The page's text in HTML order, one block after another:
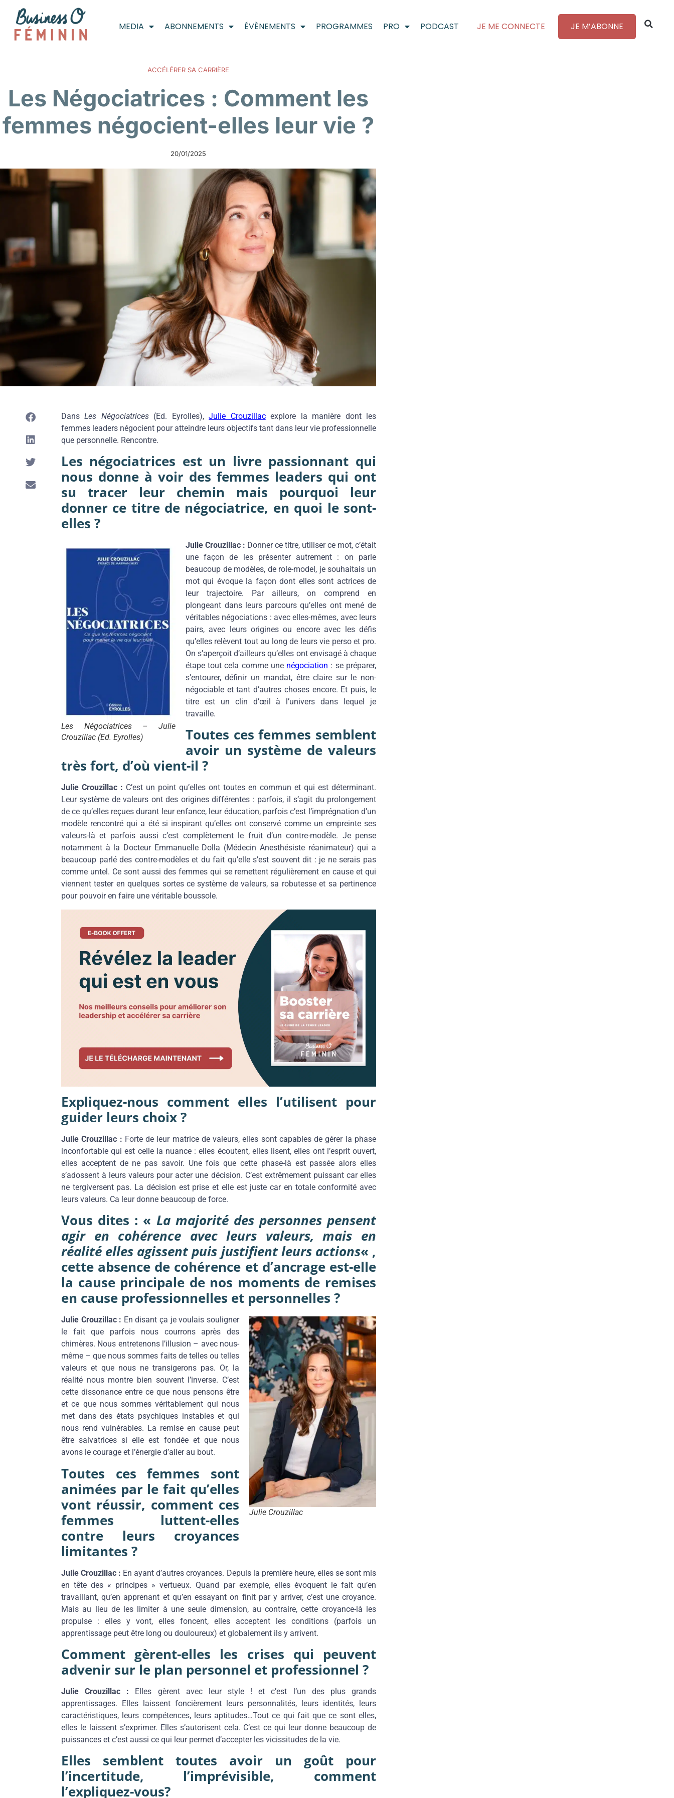
MEDIA ABONNEMENTS ÉVÈNEMENTS PROGRAMMES PRO PODCAST JE ME CONNECTE JE M’ABONNE
ACCÉLÉRER SA CARRIÈRE
Les Négociatrices : Comment les
femmes négocient-elles leur vie ?
20/01/2025
DansLes Négociatrices(Ed. Eyrolles),Julie Crouzillacexplore la manière dont les
femmes leaders négocient pour atteindre leurs objectifs tant dans leur vie professionnelle
que personnelle. Rencontre.
Les négociatrices est un livre passionnant qui
nous donne à voir des femmes leaders qui ont
su tracer leur chemin mais pourquoi leur
donner ce titre de négociatrice, en quoi le sont-
elles ?
Les Négociatrices – Julie
Crouzillac (Ed. Eyrolles)
Julie Crouzillac : Donner ce titre, utiliser ce mot, c’était
une façon de les présenter autrement : on parle
beaucoup de modèles, de role-model, je souhaitais un
mot qui évoque la façon dont elles sont actrices de
leur trajectoire. Par ailleurs, on comprend en
plongeant dans leurs parcours qu’elles ont mené de
véritables négociations : avec elles-mêmes, avec leurs
pairs, avec leurs origines ou encore avec les défis
qu’elles relèvent tout au long de leurs vie perso et pro.
On s’aperçoit d’ailleurs qu’elles ont envisagé à chaque
étape tout cela comme une négociation : se préparer,
s’entourer, définir un mandat, être claire sur le non-
négociable et tant d’autres choses encore. Et puis, le
titre est un clin d’œil à l’univers dans lequel je
travaille.
Toutes ces femmes semblent
avoir un système de valeurs
très fort, d’où vient-il ?
Julie Crouzillac : C’est un point qu’elles ont toutes en commun et qui est déterminant.
Leur système de valeurs ont des origines différentes : parfois, il s’agit du prolongement
de ce qu’elles reçues durant leur enfance, leur éducation, parfois c’est l’imprégnation d’un
modèle rencontré qui a été si inspirant qu’elles ont conservé comme un empreinte ses
valeurs-là et parfois aussi c’est complètement le fruit d’un contre-modèle. Je pense
notamment à la Docteur Emmanuelle Dolla (Médecin Anesthésiste réanimateur) qui a
beaucoup parlé des contre-modèles et du fait qu’elle s’est souvent dit : je ne serais pas
comme untel. Ce sont aussi des femmes qui se remettent régulièrement en cause et qui
viennent tester en quelques sortes ce système de valeurs, sa robutesse et sa pertinence
pour pouvoir en faire une véritable boussole.
Expliquez-nous comment elles l’utilisent pour
guider leurs choix ?
Julie Crouzillac : Forte de leur matrice de valeurs, elles sont capables de gérer la phase
inconfortable qui est celle la nuance : elles écoutent, elles lisent, elles ont l’esprit ouvert,
elles acceptent de ne pas savoir. Une fois que cette phase-là est passée alors elles
s’adossent à leurs valeurs pour acter une décision. C’est extrêmement puissant car elles
ne tergiversent pas. La décision est prise et elle est juste car en totale conformité avec
leurs valeurs. Ca leur donne beaucoup de force.
Vous dites : « La majorité des personnes pensent
agir en cohérence avec leurs valeurs, mais en
réalité elles agissent puis justifient leurs actions« ,
cette absence de cohérence et d’ancrage est-elle
la cause principale de nos moments de remises
en cause professionnelles et personnelles ?
Julie Crouzillac
Julie Crouzillac : En disant ça je voulais souligner
le fait que parfois nous courrons après des
chimères. Nous entretenons l’illusion – avec nous-
même – que nous sommes faits de telles ou telles
valeurs et que nous ne transigerons pas. Or, la
réalité nous montre bien souvent l’inverse. C’est
cette dissonance entre ce que nous pensons être
et ce que nous sommes véritablement qui nous
met dans des états psychiques instables et qui
nous rend vulnérables. La remise en cause peut
être salvatrices si elle est fondée et que nous
avons le courage et l’énergie d’aller au bout.
Toutes ces femmes sont
animées par le fait qu’elles
vont réussir, comment ces
femmes luttent-elles
contre leurs croyances
limitantes ?
Julie Crouzillac : En ayant d’autres croyances. Depuis la première heure, elles se sont mis
en tête des « principes » vertueux. Quand par exemple, elles évoquent le fait qu’en
travaillant, qu’en apprenant et qu’en essayant on finit par y arriver, c’est une croyance.
Mais au lieu de les limiter à une seule dimension, au contraire, cette croyance-là les
propulse : elles y vont, elles foncent, elles acceptent les conditions (parfois un
apprentissage peut être long ou douloureux) et globalement ils y arrivent.
Comment gèrent-elles les crises qui peuvent
advenir sur le plan personnel et professionnel ?
Julie Crouzillac : Elles gèrent avec leur style ! et c’est l’un des plus grands
apprentissages. Elles laissent foncièrement leurs personnalités, leurs identités, leurs
caractéristiques, leurs compétences, leurs aptitudes…Tout ce qui fait que ce sont elles,
elles le laissent s’exprimer. Elles s’autorisent cela. C’est ce qui leur donne beaucoup de
puissances et c’est aussi ce qui leur permet d’accepter les vicissitudes de la vie.
Elles semblent toutes avoir un goût pour
l’incertitude, l’imprévisible, comment
l’expliquez-vous?